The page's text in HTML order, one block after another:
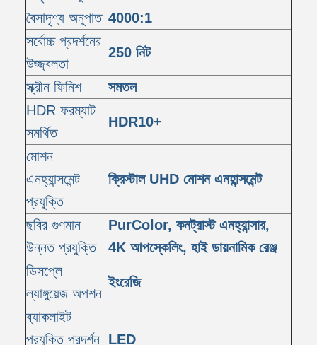
বৈসাদৃশ্য অনুপাত 4000:1
সর্বোচ্চ প্রদর্শনের
উজ্জ্বলতা
250 নিট
স্ক্রীন ফিনিশ
সমতল
HDR ফরম্যাট
সমর্থিত
HDR10+
মোশন
এনহ্যান্সমেন্ট
প্রযুক্তি
ক্রিস্টাল UHD মোশন এনহান্সমেন্ট
ছবির গুণমান
উন্নত প্রযুক্তি
PurColor, কনট্রাস্ট এনহ্যান্সার,
4K আপস্কেলিং, হাই ডায়নামিক রেঞ্জ
ডিসপ্লে
ল্যাঙ্গুয়েজ অপশন
ইংরেজি
ব্যাকলাইট
প্রযুক্তি প্রদর্শন LED